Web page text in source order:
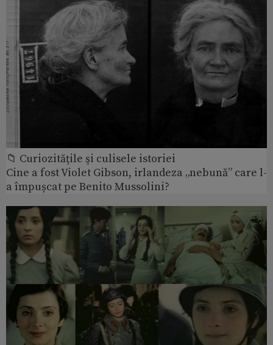
📁 Curiozităţile şi culisele istoriei
Cine a fost Violet Gibson, irlandeza „nebună” care l-
a împușcat pe Benito Mussolini?